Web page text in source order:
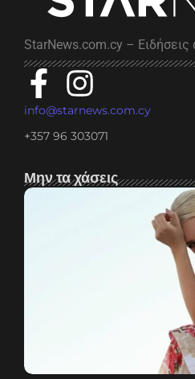
StarNews.com.cy –
info@starnews.com.cy
+357 96 303071
Μην τα χάσεις